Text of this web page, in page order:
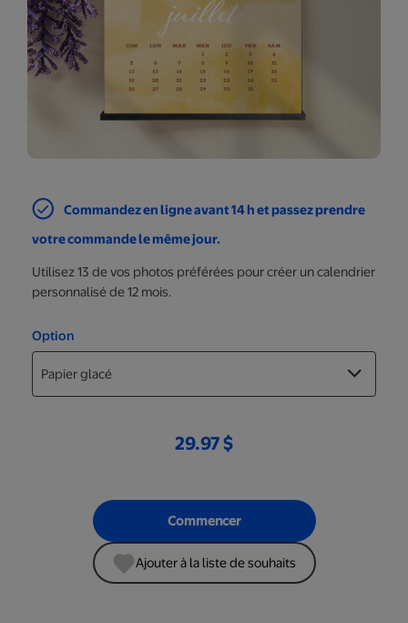
Commandez en ligne avant 14 h et passez prendre
votre commande le même jour.
Utilisez 13 de vos photos préférées pour créer un calendrier
personnalisé de 12 mois.
Option
29.97 $
Commencer
Ajouter à la liste de souhaits